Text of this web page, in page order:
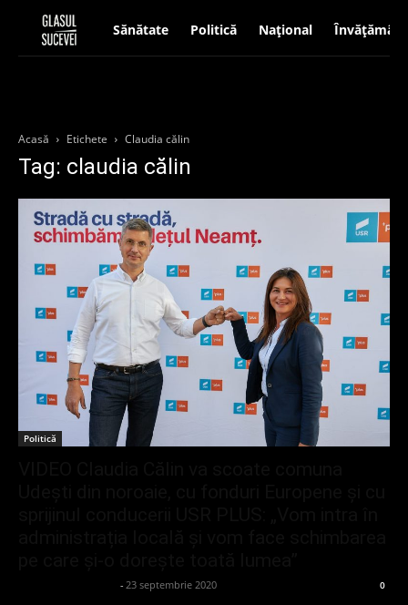
Sănătate Politică Național Învățământ
Acasă Etichete Claudia călin
Tag: claudia călin
Politică
- 23 septembrie 2020 0